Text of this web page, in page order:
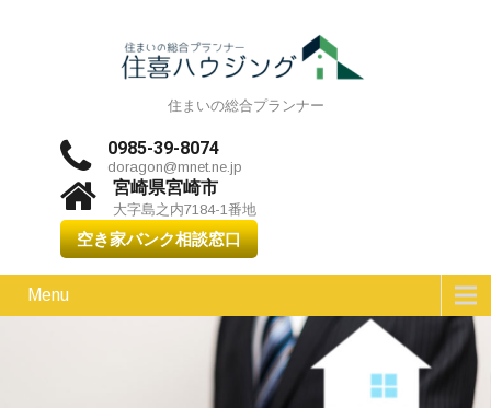
住まいの総合プランナー
0985-39-8074
doragon@mnet.ne.jp
宮崎県宮崎市
大字島之内7184-1番地
空き家バンク相談窓口
Menu